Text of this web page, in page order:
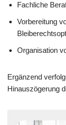
Fachliche
Vorbereitung
Organisation
Ergänzend
Hinauszögerung